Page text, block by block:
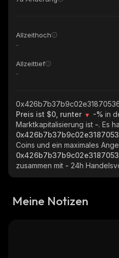
Allzeithoch
-
Allzeittief
-
Preis ist $0, runter
-% in
Marktkapitalisierung ist -. Es
Coins und ein maximales
zusammen mit - 24h
Meine Notizen